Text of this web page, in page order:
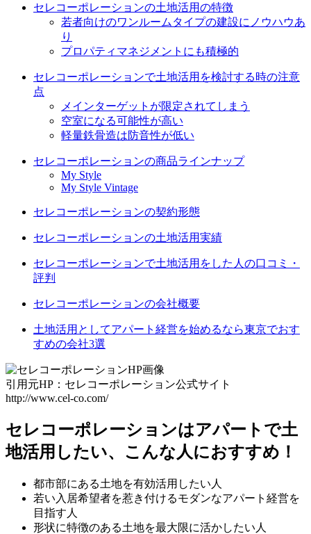
セレコーポレーションの土地活用の特徴
若者向けのワンルームタイプの建設にノウハウあ
り
プロパティマネジメントにも積極的
セレコーポレーションで土地活用を検討する時の注意
点
メインターゲットが限定されてしまう
空室になる可能性が高い
軽量鉄骨造は防音性が低い
セレコーポレーションの商品ラインナップ
My Style
My Style Vintage
セレコーポレーションの契約形態
セレコーポレーションの土地活用実績
セレコーポレーションで土地活用をした人の口コミ・
評判
セレコーポレーションの会社概要
土地活用としてアパート経営を始めるなら東京でおす
すめの会社3選
引用元HP：セレコーポレーション公式サイト
http://www.cel-co.com/
セレコーポレーションはアパートで土
地活用したい、こんな人におすすめ！
都市部にある土地を有効活用したい人
若い入居希望者を惹き付けるモダンなアパート経営を
目指す人
形状に特徴のある土地を最大限に活かしたい人